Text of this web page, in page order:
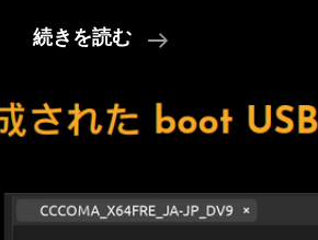
続きを読む
Windows
で
24.04